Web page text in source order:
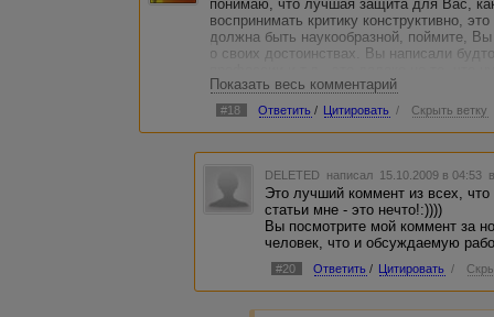
понимаю, что лучшая защита для Вас,
воспринимать критику конструктивно,
должна быть наукообразной, поймите,
о своих достоинствах. Вы написали
расстраивайтесь!
Показать весь комментарий
#18 Ответить / Цитировать / Скрыть ветку
DELETED написал 15.10.2009 в 04:53
Это лучший коммент из всех,
статьи мне - это нечто!:))))
Вы посмотрите мой коммент за
человек, что и обсуждаемую
#20 Ответить / Цитировать /